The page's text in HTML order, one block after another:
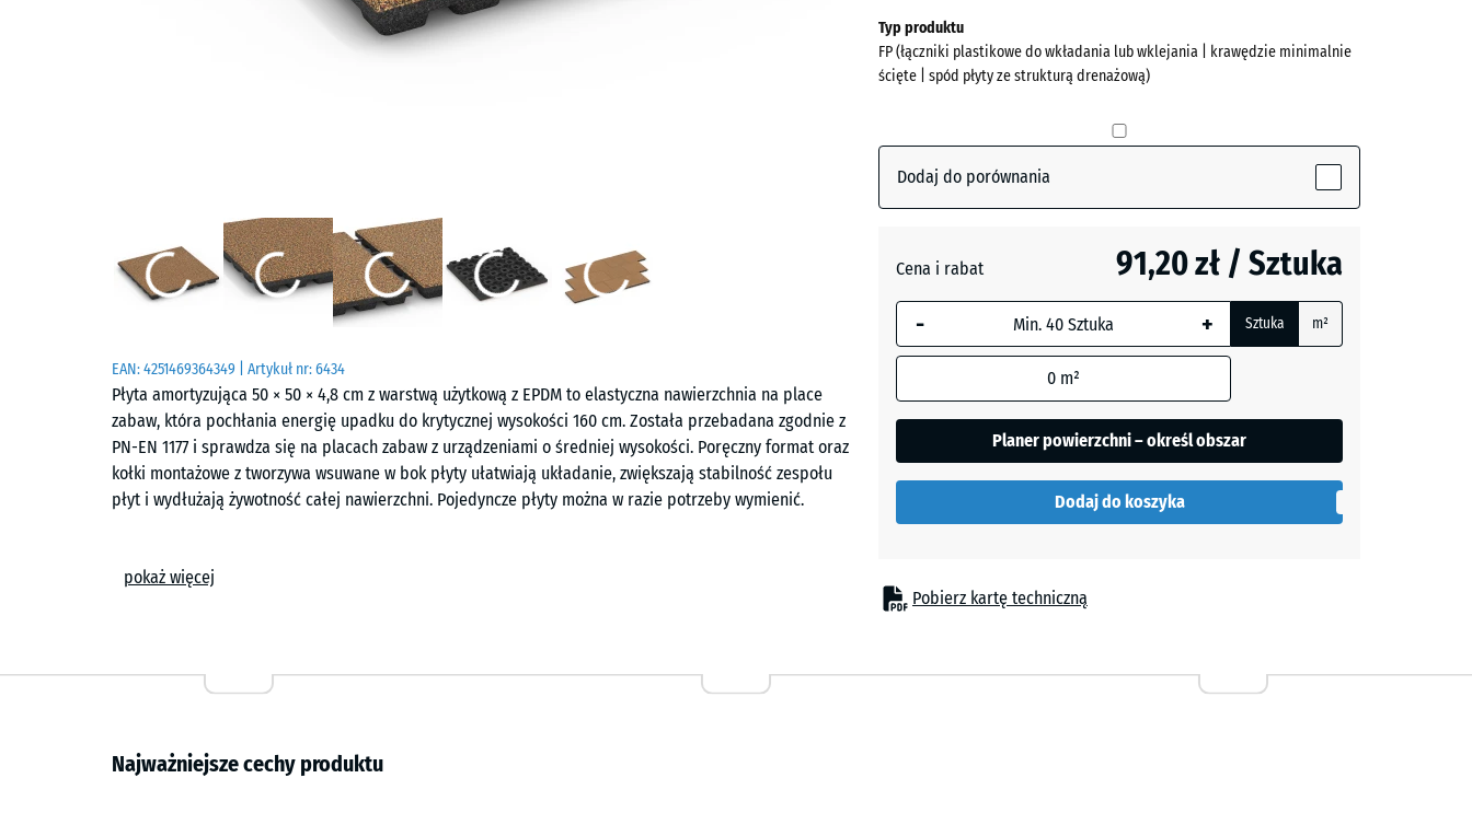
EAN:4251469364349 | Artykuł nr:6434
Płyta amortyzująca 50 × 50 × 4,8 cm z warstwą użytkową z EPDM to elastyczna nawierzchnia na place
zabaw, która pochłania energię upadku do krytycznej wysokości 160 cm. Została przebadana zgodnie z
PN-EN 1177 i sprawdza się na placach zabaw z urządzeniami o średniej wysokości. Poręczny format oraz
kołki montażowe z tworzywa wsuwane w bok płyty ułatwiają układanie, zwiększają stabilność zespołu
płyt i wydłużają żywotność całej nawierzchni. Pojedyncze płyty można w razie potrzeby wymienić.
place zabaw. Nawierzchnia znajduje też zastosowanie w terapii, rehabilitacji i opiece, szczególnie tam,
Budowa i warstwy
pokaż więcej
kolorach?
Pokaż
paletę
(active)
granit
+ 0,10 zł
Etna
Rattan
Typ produktu
FP (łączniki plastikowe do wkładania lub wklejania | krawędzie minimalnie
ścięte | spód płyty ze strukturą drenażową)
Dodaj do porównania
Cena i rabat 91,20 zł / Sztuka
- + Sztuka m²
0 m²
Planer powierzchni – określ obszar
Dodaj do koszyka
Pobierz kartę techniczną
Najważniejsze cechy produktu